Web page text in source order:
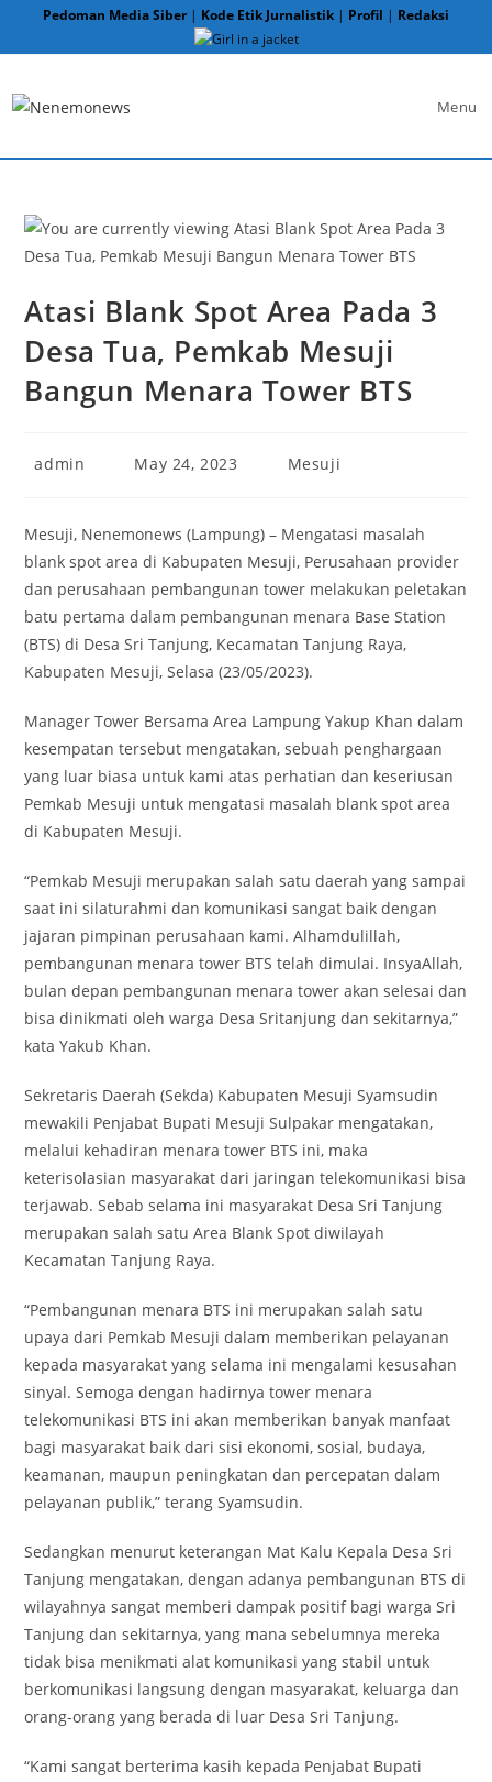
Pedoman Media Siber| Kode Etik Jurnalistik | Profil | Redaksi
Menu
Atasi Blank Spot Area Pada 3
Desa Tua, Pemkab Mesuji
Bangun Menara Tower BTS
Post
admin
Post
May 24, 2023
Post
Mesuji
Mesuji, Nenemonews (Lampung) – Mengatasi masalah
blank spot area di Kabupaten Mesuji, Perusahaan provider
dan perusahaan pembangunan tower melakukan peletakan
batu pertama dalam pembangunan menara Base Station
(BTS) di Desa Sri Tanjung, Kecamatan Tanjung Raya,
Kabupaten Mesuji, Selasa (23/05/2023).
Manager Tower Bersama Area Lampung Yakup Khan dalam
kesempatan tersebut mengatakan, sebuah penghargaan
yang luar biasa untuk kami atas perhatian dan keseriusan
Pemkab Mesuji untuk mengatasi masalah blank spot area
di Kabupaten Mesuji.
“Pemkab Mesuji merupakan salah satu daerah yang sampai
saat ini silaturahmi dan komunikasi sangat baik dengan
jajaran pimpinan perusahaan kami. Alhamdulillah,
pembangunan menara tower BTS telah dimulai. InsyaAllah,
bulan depan pembangunan menara tower akan selesai dan
bisa dinikmati oleh warga Desa Sritanjung dan sekitarnya,”
kata Yakub Khan.
Sekretaris Daerah (Sekda) Kabupaten Mesuji Syamsudin
mewakili Penjabat Bupati Mesuji Sulpakar mengatakan,
melalui kehadiran menara tower BTS ini, maka
keterisolasian masyarakat dari jaringan telekomunikasi bisa
terjawab. Sebab selama ini masyarakat Desa Sri Tanjung
merupakan salah satu Area Blank Spot diwilayah
Kecamatan Tanjung Raya.
“Pembangunan menara BTS ini merupakan salah satu
upaya dari Pemkab Mesuji dalam memberikan pelayanan
kepada masyarakat yang selama ini mengalami kesusahan
sinyal. Semoga dengan hadirnya tower menara
telekomunikasi BTS ini akan memberikan banyak manfaat
bagi masyarakat baik dari sisi ekonomi, sosial, budaya,
keamanan, maupun peningkatan dan percepatan dalam
pelayanan publik,” terang Syamsudin.
Sedangkan menurut keterangan Mat Kalu Kepala Desa Sri
Tanjung mengatakan, dengan adanya pembangunan BTS di
wilayahnya sangat memberi dampak positif bagi warga Sri
Tanjung dan sekitarnya, yang mana sebelumnya mereka
tidak bisa menikmati alat komunikasi yang stabil untuk
berkomunikasi langsung dengan masyarakat, keluarga dan
orang-orang yang berada di luar Desa Sri Tanjung.
“Kami sangat berterima kasih kepada Penjabat Bupati